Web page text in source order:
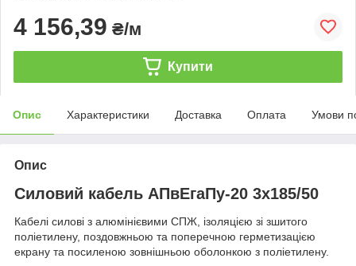
4 156,39 ₴/м
Купити
Опис Характеристики Доставка Оплата Умови
Опис
Силовий кабель АПвЕгаПу-20 3х185/50
Кабелі силові з алюмінієвими СПЖ, ізоляцією зі зшитого
поліетилену, поздовжньою та поперечною герметизацією
екрану та посиленою зовнішньою оболонкою з поліетилену.